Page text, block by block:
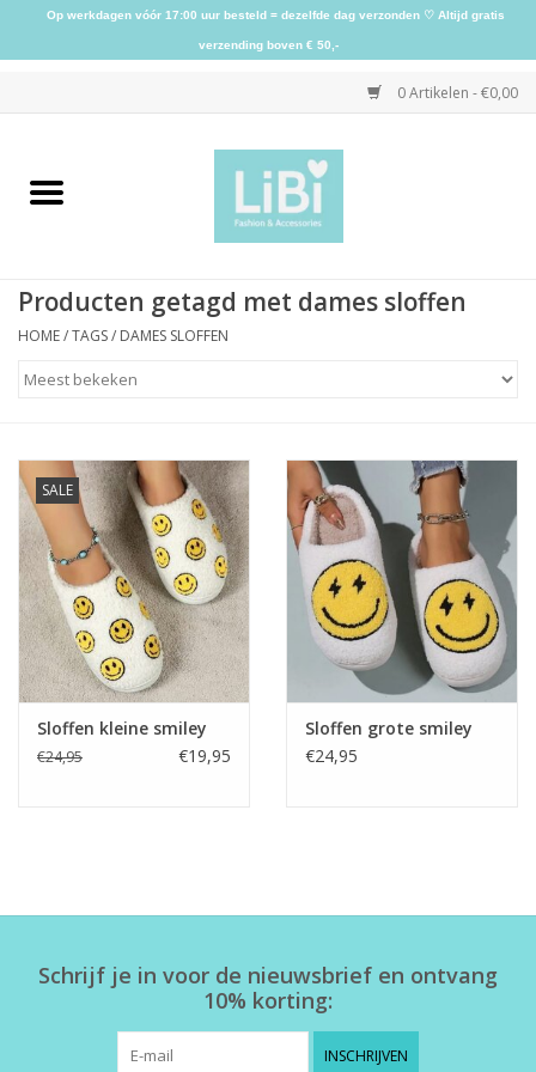
0 Artikelen - €0,00
Home
Schoenen
Sieraden
Accessoires
Home deco
SALE
Herensokken
Producten getagd met dames sloffen
HOME/TAGS/ DAMES SLOFFEN
SALE
Sloffen kleine smiley
€24,95 €19,95
Sloffen grote smiley
€24,95
Schrijf je in voor de nieuwsbrief en ontvang
10% korting:
INSCHRIJVEN
Op werkdagen vóór 17:00 uur besteld = dezelfde dag verzonden ♡ Altijd gratis
verzending boven € 50,-